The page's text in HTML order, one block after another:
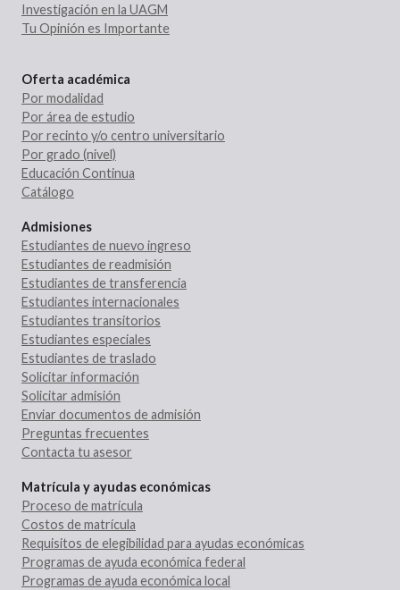
Investigación en la UAGM
Tu Opinión es Importante
Oferta académica
Por modalidad
Por área de estudio
Por recinto y/o centro universitario
Por grado (nivel)
Educación Continua
Catálogo
Admisiones
Estudiantes de nuevo ingreso
Estudiantes de readmisión
Estudiantes de transferencia
Estudiantes internacionales
Estudiantes transitorios
Estudiantes especiales
Estudiantes de traslado
Solicitar información
Solicitar admisión
Enviar documentos de admisión
Preguntas frecuentes
Contacta tu asesor
Matrícula y ayudas económicas
Proceso de matrícula
Costos de matrícula
Requisitos de elegibilidad para ayudas económicas
Programas de ayuda económica federal
Programas de ayuda económica local